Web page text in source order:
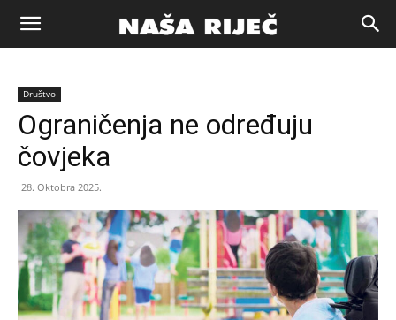
Naša
riječ
Društvo
Ograničenja ne određuju
čovjeka
28. Oktobra 2025.